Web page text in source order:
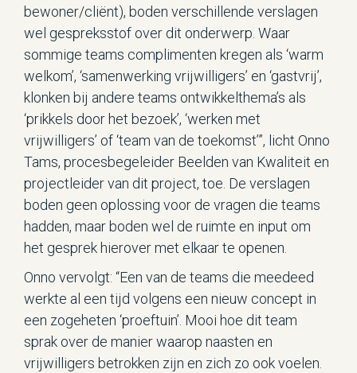
bewoner/cliënt), boden verschillende verslagen
wel gespreksstof over dit onderwerp. Waar
sommige teams complimenten kregen als ‘warm
welkom’, ‘samenwerking vrijwilligers’ en ‘gastvrij’,
klonken bij andere teams ontwikkelthema’s als
‘prikkels door het bezoek’, ‘werken met
vrijwilligers’ of ‘team van de toekomst’”, licht Onno
Tams, procesbegeleider Beelden van Kwaliteit en
projectleider van dit project, toe. De verslagen
boden geen oplossing voor de vragen die teams
hadden, maar boden wel de ruimte en input om
het gesprek hierover met elkaar te openen.
Onno vervolgt: “Een van de teams die meedeed
werkte al een tijd volgens een nieuw concept in
een zogeheten ‘proeftuin’. Mooi hoe dit team
sprak over de manier waarop naasten en
vrijwilligers betrokken zijn en zich zo ook voelen.